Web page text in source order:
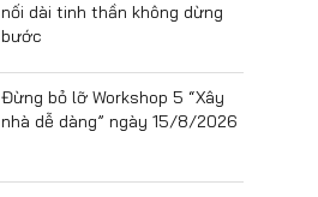
nối dài tinh thần không dừng
bước
Đừng bỏ lỡ Workshop 5 “Xây
nhà dễ dàng” ngày 15/8/2026